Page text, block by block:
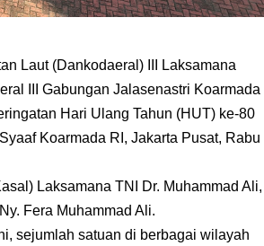
Laut (Dankodaeral) III Laksamana
III Gabungan Jalasenastri Koarmada
Hari Ulang Tahun (HUT) ke-80
Koarmada RI, Jakarta Pusat, Rabu
Laksamana TNI Dr. Muhammad Ali,
Fera Muhammad Ali.
sejumlah satuan di berbagai wilayah